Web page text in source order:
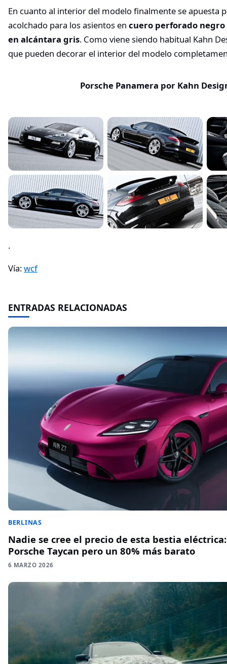
En cuanto al interior del modelo finalmente se apuesta
acolchado para los asientos en cuero perforado negro
en alcántara gris. Como viene siendo habitual Kahn
que pueden decorar el interior del modelo
Porsche Panamera por Kahn
.
Vía:wcf
ENTRADAS RELACIONADAS
BERLINAS
Nadie se cree el precio de esta bestia
Porsche Taycan pero un 80% más barato
6 MARZO 2026